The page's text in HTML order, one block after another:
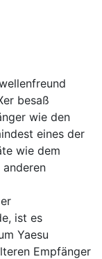
besaß
wie den
eines der
wie dem
anderen
ist es
Yaesu
Empfänger